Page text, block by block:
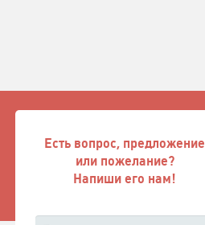
Есть вопрос, предложение
или пожелание?
Напиши его нам!